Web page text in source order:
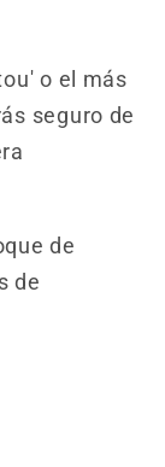
o el más
seguro de
de
de